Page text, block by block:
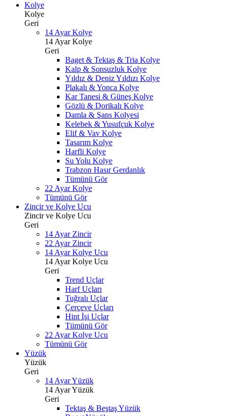
Kolye
Kolye
Geri
14 Ayar Kolye
14 Ayar Kolye
Geri
Baget & Tektaş & Tria Kolye
Kalp & Sonsuzluk Kolye
Yıldız & Deniz Yıldızı Kolye
Plakalı & Yonca Kolye
Kar Tanesi & Güneş Kolye
Gözlü & Dorikalı Kolye
Damla & Şans Kolyesi
Kelebek & Yusufçuk Kolye
Elif & Vav Kolye
Tasarım Kolye
Harfli Kolye
Su Yolu Kolye
Trabzon Hasır Gerdanlık
Tümünü Gör
22 Ayar Kolye
Tümünü Gör
Zincir ve Kolye Ucu
Zincir ve Kolye Ucu
Geri
14 Ayar Zincir
22 Ayar Zincir
14 Ayar Kolye Ucu
14 Ayar Kolye Ucu
Geri
Trend Uçlar
Harf Uçları
Tuğralı Uçlar
Çerçeve Uçları
Hint İşi Uçlar
Tümünü Gör
22 Ayar Kolye Ucu
Tümünü Gör
Yüzük
Yüzük
Geri
14 Ayar Yüzük
14 Ayar Yüzük
Geri
Tektaş & Beştaş Yüzük